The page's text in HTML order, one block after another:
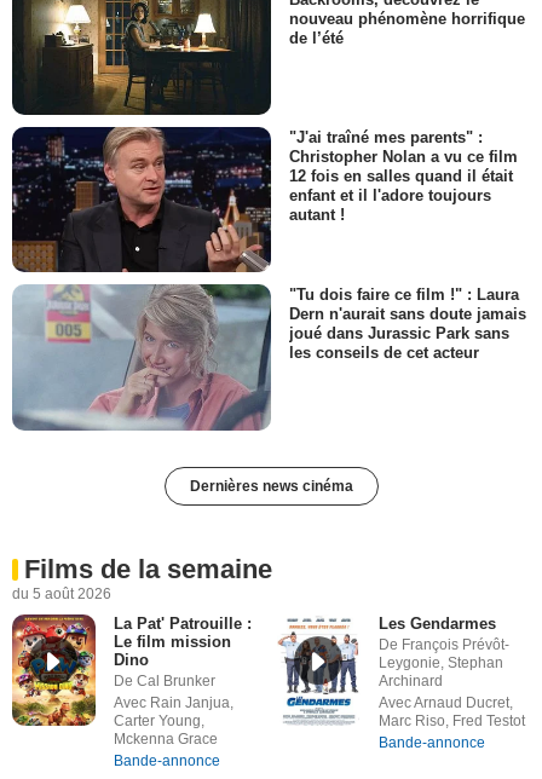
nouveau phénomène horrifique
de l’été
"J'ai traîné mes parents" :
Christopher Nolan a vu ce film
12 fois en salles quand il était
enfant et il l'adore toujours
autant !
"Tu dois faire ce film !" : Laura
Dern n'aurait sans doute jamais
joué dans Jurassic Park sans
les conseils de cet acteur
Dernières news cinéma
Films de la semaine
du 5 août 2026
La Pat' Patrouille :
Le film mission
Dino
De Cal Brunker
Avec Rain Janjua,
Carter Young,
Mckenna Grace
Bande-annonce
Les Gendarmes
De François Prévôt-
Leygonie, Stephan
Archinard
Avec Arnaud Ducret,
Marc Riso, Fred Testot
Bande-annonce